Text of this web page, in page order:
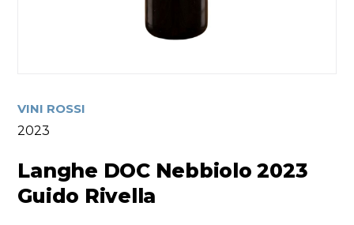
VINI ROSSI
2023
Langhe DOC Nebbiolo 2023
Guido Rivella